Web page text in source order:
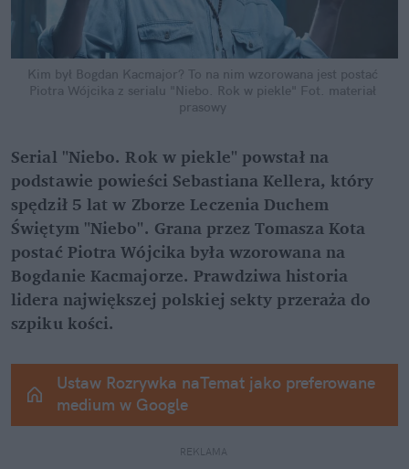
Kim był Bogdan Kacmajor? To na nim wzorowana jest postać
Piotra Wójcika z serialu "Niebo. Rok w piekle"
Fot. materiał
prasowy
Serial "Niebo. Rok w piekle" powstał na
podstawie powieści Sebastiana Kellera, który
spędził 5 lat w Zborze Leczenia Duchem
Świętym "Niebo". Grana przez Tomasza Kota
postać Piotra Wójcika była wzorowana na
Bogdanie Kacmajorze. Prawdziwa historia
lidera największej polskiej sekty przeraża do
szpiku kości.
Ustaw Rozrywka naTemat jako preferowane
medium w Google
REKLAMA